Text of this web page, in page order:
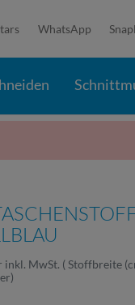
WhatsApp
inkl. MwSt. ( Stoffbreite
)